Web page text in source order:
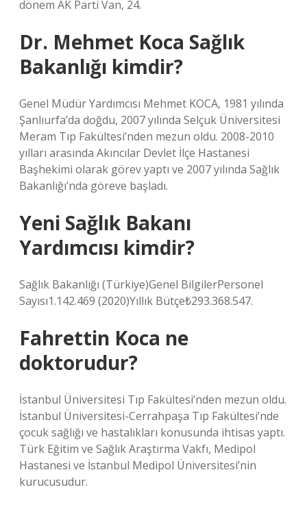
dönem AK Parti Van, 24.
Dr. Mehmet Koca Sağlık
Bakanlığı kimdir?
Genel Müdür Yardımcısı Mehmet KOCA, 1981 yılında
Şanlıurfa’da doğdu, 2007 yılında Selçuk Üniversitesi
Meram Tıp Fakültesi’nden mezun oldu. 2008-2010
yılları arasında Akıncılar Devlet İlçe Hastanesi
Başhekimi olarak görev yaptı ve 2007 yılında Sağlık
Bakanlığı’nda göreve başladı.
Yeni Sağlık Bakanı
Yardımcısı kimdir?
Sağlık Bakanlığı (Türkiye)Genel BilgilerPersonel
Sayısı1.142.469 (2020)Yıllık Bütçe₺293.368.547.
Fahrettin Koca ne
doktorudur?
İstanbul Üniversitesi Tıp Fakültesi’nden mezun oldu.
İstanbul Üniversitesi-Cerrahpaşa Tıp Fakültesi’nde
çocuk sağlığı ve hastalıkları konusunda ihtisas yaptı.
Türk Eğitim ve Sağlık Araştırma Vakfı, Medipol
Hastanesi ve İstanbul Medipol Üniversitesi’nin
kurucusudur.